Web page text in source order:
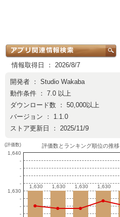
情報取得日 ： 2026/8/7
開発者 ： Studio Wakaba
動作条件 ： 7.0 以上
ダウンロード数 ： 50,000以上
バージョン ： 1.1.0
ストア更新日 ： 2025/11/9
(評価数)
1,640
-
-
-
-
1,630
-
-
-
評価数とランキング順位の推移
1,630
1,630 1,630
1,630 1,630
1,630 1,630
1,630